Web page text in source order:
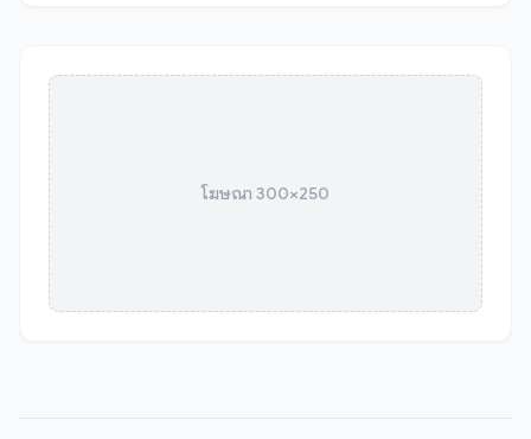
โฆษณา 300×250